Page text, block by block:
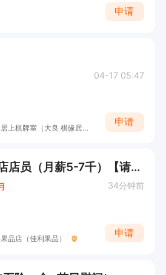
申请
04-17 05:47
佛山市顺德区祺缘居上棋牌室（大良 棋缘居棋牌会所）
申请
急招：伦教水果店店员（月薪5-7千）【请直接电话/微信咨询！】
34分钟前
品店（佳利果品）
申请